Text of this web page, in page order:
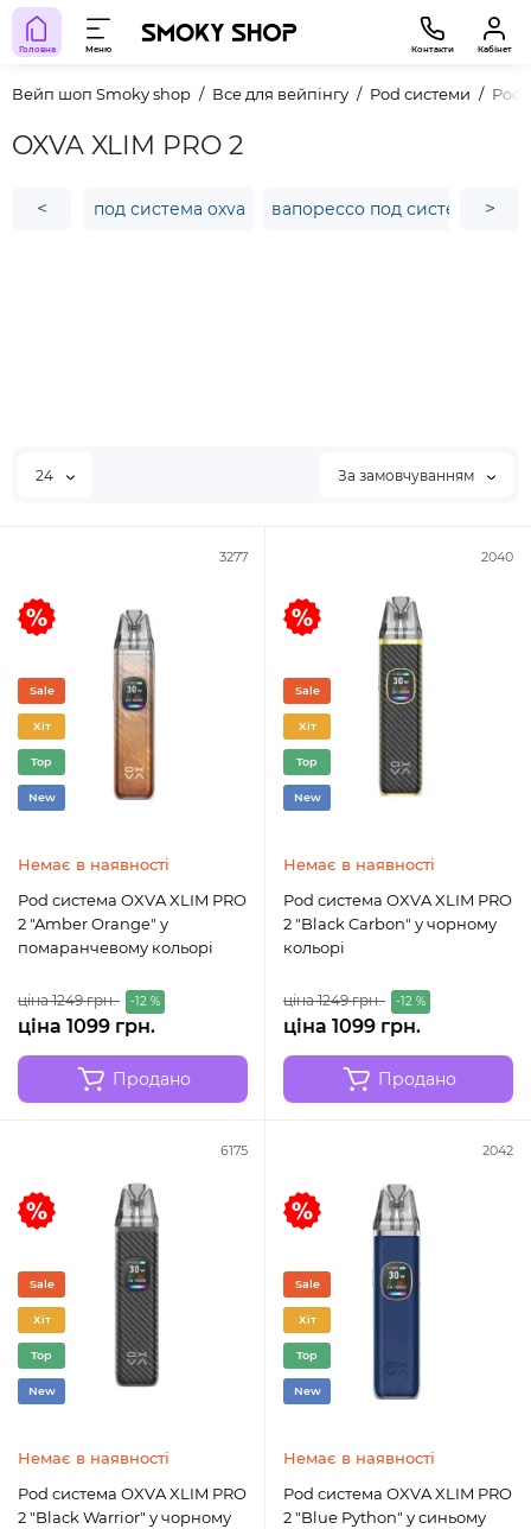
Головна Меню Контакти Кабінет
Вейп шоп Smoky shop Все для вейпінгу Pod системи Pod
OXVA XLIM PRO 2
< под система oxva вапорессо под система >
24 За замовчуванням
3277
Sale
Хіт
Top
New
Немає в наявності
Pod система OXVA XLIM PRO
2 "Amber Orange" у
помаранчевому кольорі
ціна 1249 грн. -12 %
ціна 1099 грн.
Продано
2040
Sale
Хіт
Top
New
Немає в наявності
Pod система OXVA XLIM PRO
2 "Black Carbon" у чорному
кольорі
ціна 1249 грн. -12 %
ціна 1099 грн.
Продано
6175
Sale
Хіт
Top
New
Немає в наявності
Pod система OXVA XLIM PRO
2 "Black Warrior" у чорному
2042
Sale
Хіт
Top
New
Немає в наявності
Pod система OXVA XLIM PRO
2 "Blue Python" у синьому